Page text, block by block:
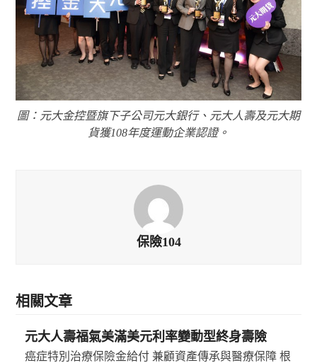
圖：元大金控暨旗下子公司元大銀行、元大人壽及元大期
貨獲108年度運動企業認證。
保險104
相關文章
元大人壽福氣美滿美元利率變動型終身壽險
癌症特別治療保險金給付 兼顧資產傳承與醫療保障 根